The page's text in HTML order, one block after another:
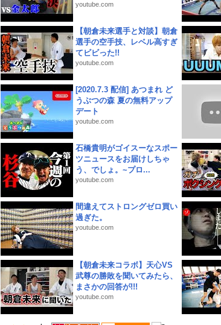
youtube.com
【朝倉未来選手と対談】朝倉
選手の空手技、レベル高すぎ
てビビった!!
youtube.com
[2020.7.3 配信] あつまれ ど
うぶつの森 夏の無料アップ
デート
youtube.com
石橋貴明がゴイスーなスポー
ツニュースをお届けしちゃ
う、でしょ。~プロ...
youtube.com
間違えてストロングゼロ買い
過ぎた。
youtube.com
【朝倉未来コラボ】天心VS
武尊の勝敗を聞いてみたら、
まさかの回答が!!!
youtube.com